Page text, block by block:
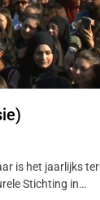
is het jaarlijks
Stichting in…